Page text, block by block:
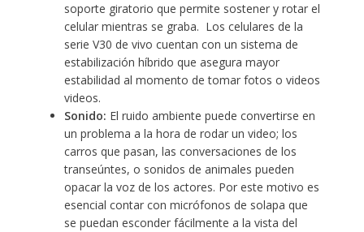
soporte giratorio que permite sostener y rotar el
celular mientras se graba. Los celulares de la
serie V30 de vivo cuentan con un sistema de
estabilización híbrido que asegura mayor
estabilidad al momento de tomar fotos o videos
videos.
Sonido: El ruido ambiente puede convertirse en
un problema a la hora de rodar un video; los
carros que pasan, las conversaciones de los
transeúntes, o sonidos de animales pueden
opacar la voz de los actores. Por este motivo es
esencial contar con micrófonos de solapa que
se puedan esconder fácilmente a la vista del